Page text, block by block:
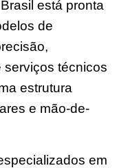
está pronta
de
serviços técnicos
estrutura
e mão-de-
em